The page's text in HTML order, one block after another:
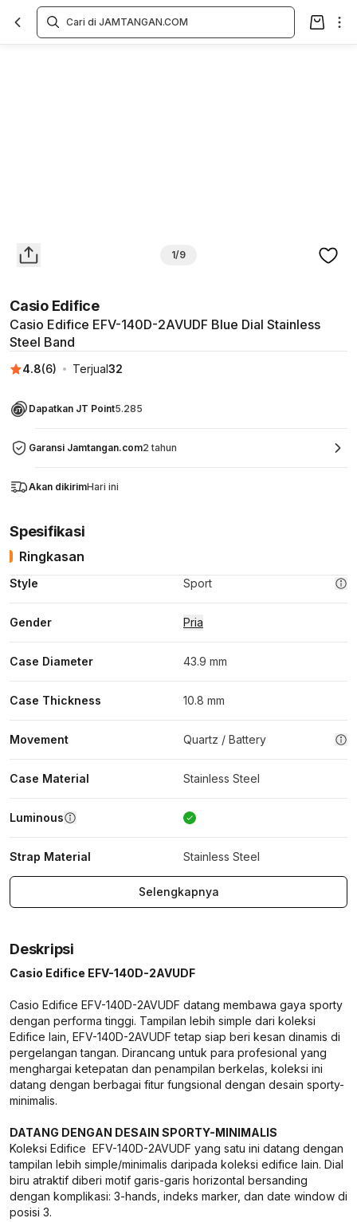
1/9
Casio Edifice
Casio Edifice EFV-140D-2AVUDF Blue Dial Stainless
Steel Band
4.8(6) Terjual32
Dapatkan JT Point5.285
Garansi Jamtangan.com2 tahun
Akan dikirimHari ini
Spesifikasi
Ringkasan
Style Sport
Gender Pria
Case Diameter 43.9 mm
Case Thickness 10.8 mm
Movement Quartz / Battery
Case Material Stainless Steel
Luminous
Strap Material Stainless Steel
Selengkapnya
Deskripsi
Casio Edifice EFV-140D-2AVUDF
Casio Edifice EFV-140D-2AVUDF datang membawa gaya sporty
dengan performa tinggi. Tampilan lebih simple dari koleksi
Edifice lain, EFV-140D-2AVUDF tetap siap beri kesan dinamis di
pergelangan tangan. Dirancang untuk para profesional yang
menghargai ketepatan dan penampilan berkelas, koleksi ini
datang dengan berbagai fitur fungsional dengan desain sporty-
minimalis.
DATANG DENGAN DESAIN SPORTY-MINIMALIS
Koleksi Edifice EFV-140D-2AVUDF yang satu ini datang dengan
tampilan lebih simple/minimalis daripada koleksi edifice lain. Dial
biru atraktif diberi motif garis-garis horizontal bersanding
dengan komplikasi: 3-hands, indeks marker, dan date window di
posisi 3.